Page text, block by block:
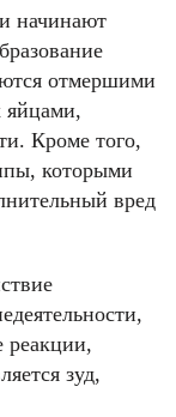
начинают
отмершими
яйцами,
Кроме того,
которыми
вред
реакции,
зуд,